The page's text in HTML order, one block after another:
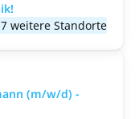
weitere Standorte
(m/w/d) -